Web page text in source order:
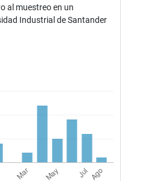
al muestreo en un
Industrial de Santander